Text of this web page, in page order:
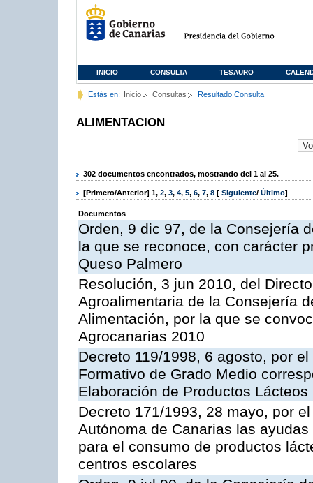
INICIO CONSULTA TESAURO
Estás en: Inicio Consultas Resultado Consulta
ALIMENTACION
302 documentos encontrados, mostrando del 1 al 25.
[Primero/Anterior] 1, 2, 3, 4, 5, 6, 7, 8 [ Siguiente/ Último]
Documentos
Orden, 9 dic 97, de la Consejería
la que se reconoce, con carácter
Queso Palmero
Resolución, 3 jun 2010, del
Agroalimentaria de la Consejería
Alimentación, por la que se
Agrocanarias 2010
Decreto 119/1998, 6 agosto, por
Formativo de Grado Medio
Elaboración de Productos Lácteos
Decreto 171/1993, 28 mayo, por
Autónoma de Canarias las
para el consumo de productos
centros escolares